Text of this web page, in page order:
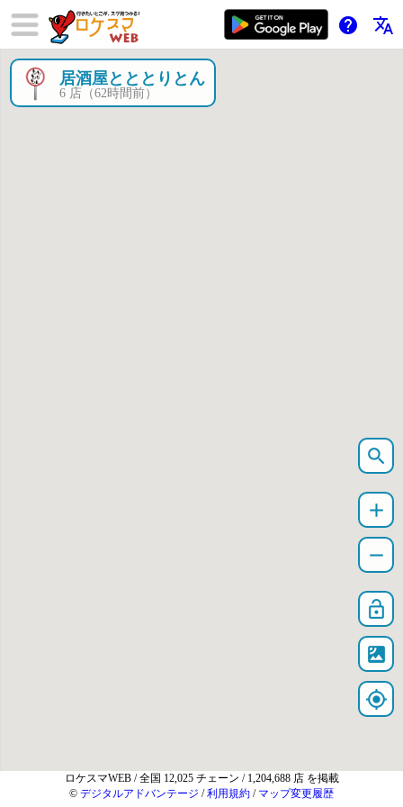
help translate
×
居酒屋とととりとん
6 店（62時間前）
search
add
remove
lock_open
satellite
my_location
ロケスマWEB / 全国 12,025 チェーン / 1,204,688 店 を掲載
© デジタルアドバンテージ /利用規約 / マップ変更履歴